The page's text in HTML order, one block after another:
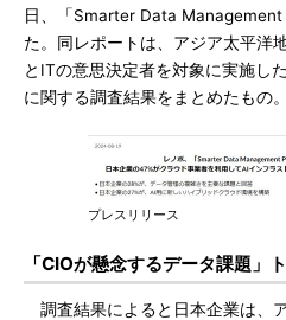
日、「Smarter Data
た。同レポートは、アジア太平洋
とITの意思決定者を対象に実施し
に関する調査結果をまとめたもの。
プレスリリース
「CIOが懸念するデータ課題」
調査結果によると日本企業は、